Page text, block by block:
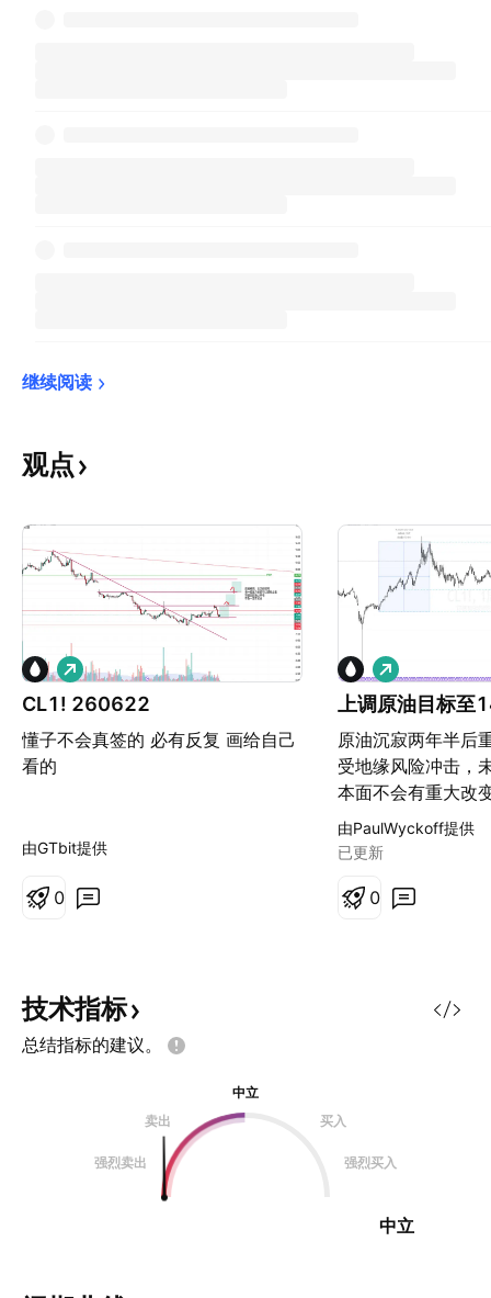
继续阅读
观点
CL1! 260622
懂子不会真签的 必有反复 画给自己
看的
做
多
由GTbit提供
0
上调原油目标至
原油沉寂两年半后
受地缘风险冲击，
本面不会有重大改
到140，中间一定
波拉升，抓主升浪
做
多
由PaulWyckoff提供
已更新
0
技术指标
总结指标的建议。
中立
卖出
买入
强烈卖出 强烈买入
中立